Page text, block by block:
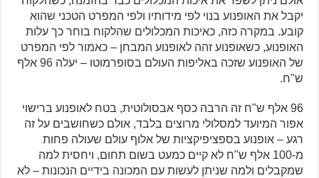
יקבל את האופנוע בנוי לפי מידותיו ולפי המפרט הטכני שהוא
קובע. במקרה כזה, כאיכות המכלולים שהלקוח בוחר כך עלות
האופנוע, כשאופנוע זהה לאופנוע המבחן – כאמור לפי המפרט
של האופנוע שזכה באליפות העולם בסופרמוטו – יעלה 96 אלף
ש"ח.
96 אלף ש"ח זה הרבה כסף אבסולוטית, בטח לאופנוע ברישוי
אפור המיועד למסלולי מרוצים בלבד, אולם כשחושבים על זה
רגע – אופנוע בספציפיקציות של אלוף עולם שעולה פחות
מ-100 אלף ש"ח לא קיים כמעט בשום תחום, ויחסית למה
שמקבלים ולמה שניתן לעשות עם המכונה בידיים הנכונות – לא